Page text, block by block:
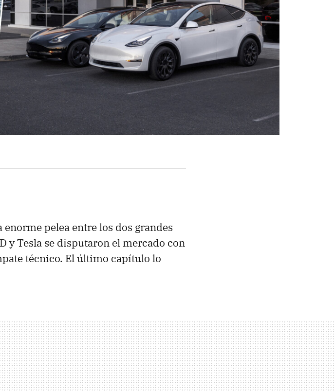
pelea entre los dos grandes
y Tesla se disputaron el mercado con
técnico. El último capítulo lo